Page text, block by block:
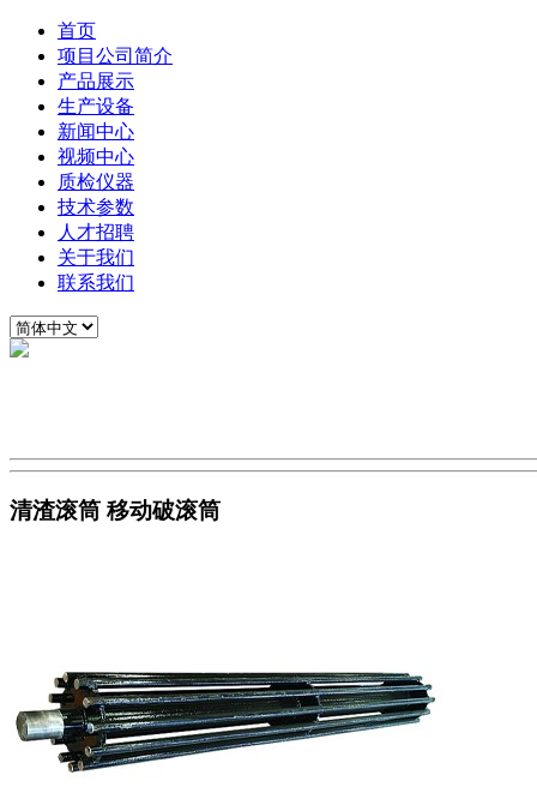
首页
项目公司简介
产品展示
生产设备
新闻中心
视频中心
质检仪器
技术参数
人才招聘
关于我们
联系我们
清渣滚筒 移动破滚筒